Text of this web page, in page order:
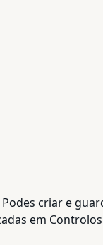
criar e
em